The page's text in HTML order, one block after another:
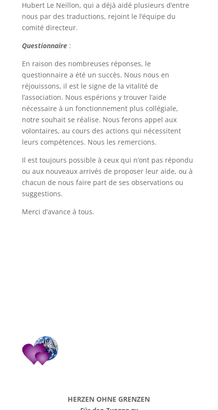
Hubert Le Neillon, qui a déjà aidé plusieurs d’entre
nous par des traductions, rejoint le l’équipe du
comité directeur.
Questionnaire:
En raison des nombreuses réponses, le
questionnaire a été un succès. Nous nous en
réjouissons, il est le signe de la vitalité de
l’association. Nous espérions y trouver l’aide
nécessaire à un fonctionnement plus collégiale,
notre souhait se réalise. Nous ferons appel aux
volontaires, au cours des actions qui nécessitent
leurs compétences. Nous les remercions.
Il est toujours possible à ceux qui n’ont pas répondu
ou aux nouveaux arrivés de proposer leur aide, ou à
chacun de nous faire part de ses observations ou
suggestions.
Merci d’avance à tous.
HERZEN OHNE GRENZEN